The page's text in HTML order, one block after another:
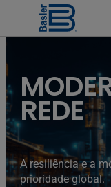
REDE
A resiliência e a
prioridade global.